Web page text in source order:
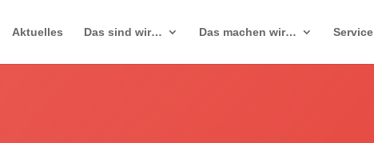
Aktuelles Das sind wir… Das machen wir… Service